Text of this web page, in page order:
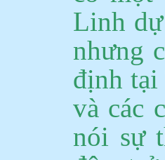
Linh
nhưng
định
và các
nói sự